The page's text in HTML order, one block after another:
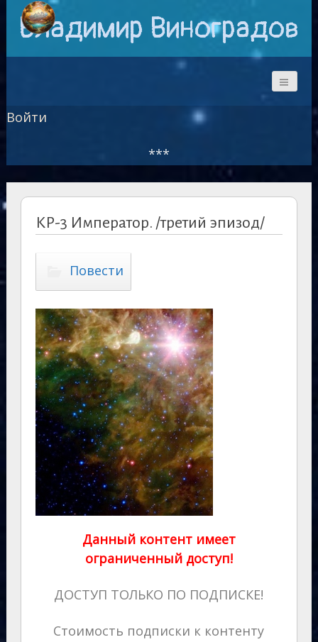
Владимир Виноградов
Войти
***
КР-3 Император. /третий эпизод/
Повести
Данный контент имеет
ограниченный доступ!
ДОСТУП ТОЛЬКО ПО ПОДПИСКЕ!
Стоимость подписки к контенту